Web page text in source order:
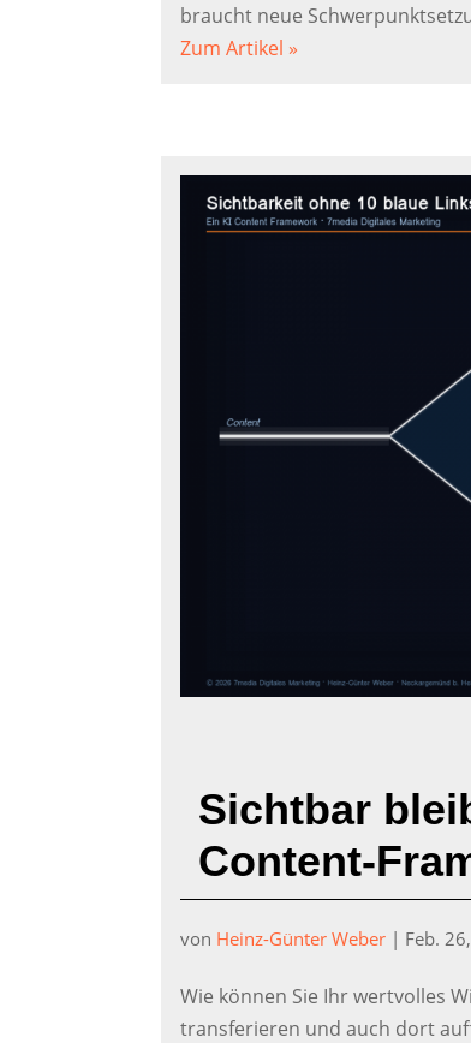
braucht neue
Zum Artikel »
Sichtbar
Content-
von Heinz-Günter Weber | Feb.
Wie können Sie Ihr wertvolles
transferieren und auch dort